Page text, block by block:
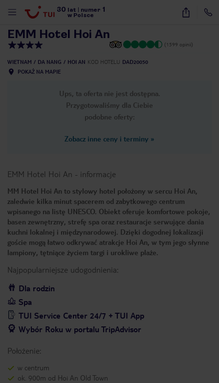
30 lat numer 1
w Polsce
11
EMM Hotel Hoi An
(1599 opinii)
WIETNAM DA NANG HOI AN KOD HOTELU DAD20050
POKAŻ NA MAPIE
Ups, ta oferta nie jest dostępna.
Przygotowaliśmy dla Ciebie
podobne oferty:
Zobacz inne ceny i terminy »
EMM Hotel Hoi An - informacje
MM Hotel Hoi An to stylowy hotel położony w sercu Hoi An,
zaledwie kilka minut spacerem od zabytkowego centrum
wpisanego na listę UNESCO. Obiekt oferuje komfortowe pokoje,
basen zewnętrzny, strefę spa oraz restauracje serwujące dania
kuchni lokalnej i międzynarodowej. Dzięki dogodnej lokalizacji
goście mogą łatwo odkrywać atrakcje Hoi An, w tym jego słynne
lampiony, tętniące życiem targi i urokliwe plaże.
Najpopularniejsze udogodnienia:
Dla rodzin
Spa
TUI Service Center 24/7 + TUI App
Wybór Roku w portalu TripAdvisor
Położenie:
w centrum
ok. 900m od Hoi An Old Town